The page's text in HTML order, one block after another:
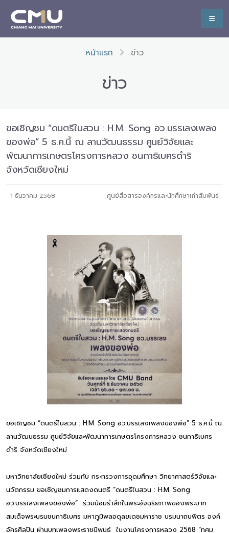
หน้าแรก ข่าว
ข่าว
ขอเชิญชม “ดนตรีในสวน : H.M. Song อว.บรรเลงเพลง
ของพ่อ” 5 ธ.ค.นี้ ณ ลานวัฒนธรรม ศูนย์วิจัยและ
พัฒนาการเกษตรโครงการหลวง ชนกาธิเบศรดำริ
จังหวัดเชียงใหม่
1 ธันวาคม 2568 ศูนย์สื่อสารองค์กรและนักศึกษาเก่าสัมพันธ์
ขอเชิญชม “ดนตรีในสวน : H.M. Song อว.บรรเลงเพลงของพ่อ” 5 ธ.ค.นี้ ณ
ลานวัฒนธรรม ศูนย์วิจัยและพัฒนาการเกษตรโครงการหลวง ชนกาธิเบศร
ดำริ จังหวัดเชียงใหม่
มหาวิทยาลัยเชียงใหม่ ร่วมกับ กระทรวงการอุดมศึกษา วิทยาศาสตร์วิจัยและ
นวัตกรรม ขอเชิญชมการแสดงดนตรี “ดนตรีในสวน : H.M. Song
อว.บรรเลงเพลงของพ่อ” ร่วมน้อมรำลึกในพระอัจฉริยภาพของพระบาท
สมเด็จพระบรมชนกาธิเบศร มหาภูมิพลอดุลยเดชมหาราช บรมนาถบพิตร องค์
อัครศิลปิน ผ่านบทเพลงพระราชนิพนธ์ ในงานโครงการหลวง 2568 “ทศม